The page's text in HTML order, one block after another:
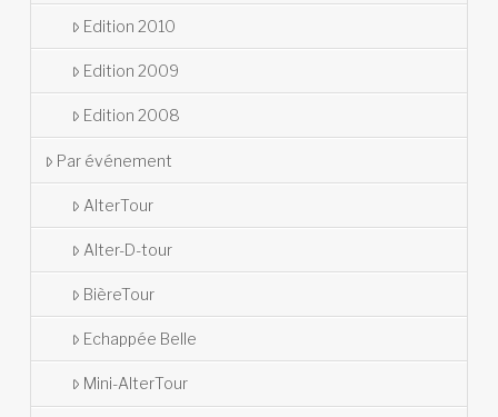
Edition 2010
Edition 2009
Edition 2008
Par événement
AlterTour
Alter-D-tour
BièreTour
Echappée Belle
Mini-AlterTour